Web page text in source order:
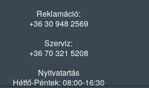
Reklamáció:
+36 30 948 2569
Szerviz:
+36 70 321 5208
Nyitvatartás
Hétfő-Péntek: 08:00-16:30